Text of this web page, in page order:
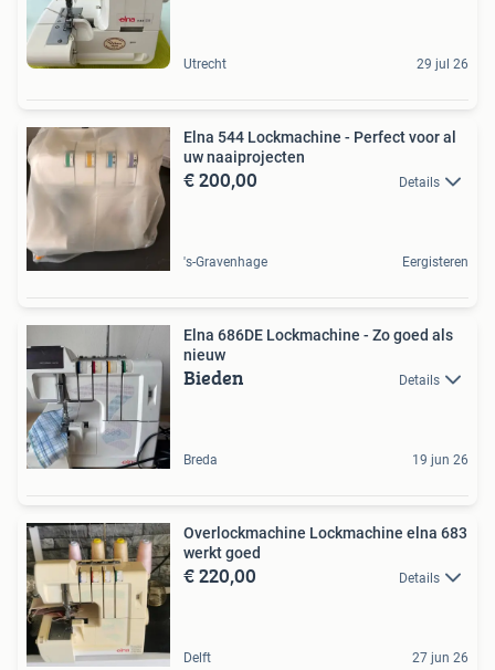
Utrecht 29 jul 26
Elna 544 Lockmachine - Perfect voor al
uw naaiprojecten
€ 200,00 Details
's-Gravenhage Eergisteren
Elna 686DE Lockmachine - Zo goed als
nieuw
Bieden Details
Breda 19 jun 26
Overlockmachine Lockmachine elna 683
werkt goed
€ 220,00 Details
Delft 27 jun 26